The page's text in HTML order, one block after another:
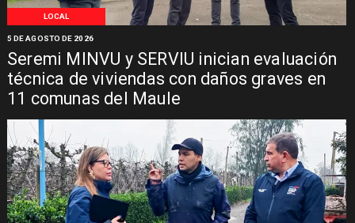
LOCAL
Seremi MINVU y SERVIU inician evaluación
técnica de viviendas con daños graves en
11 comunas del Maule
5 DE AGOSTO DE 2026